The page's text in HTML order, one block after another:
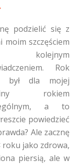
podzielić się z
moim szczęściem
Rok
był dla mojej
rokiem
a to
powiedzieć
Ale zacznę
roku jako zdrowa,
piersią, ale w